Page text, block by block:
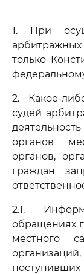
1. При
только
2. Какое-
судей
органов
органов,
граждан
2.1.
обращениях
местного